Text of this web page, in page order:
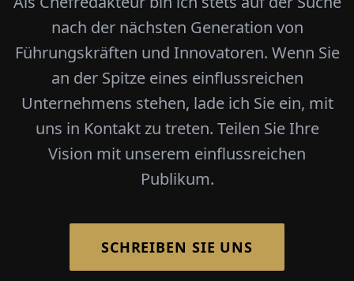
nach der nächsten Generation von
Führungskräften und Innovatoren. Wenn Sie
an der Spitze eines einflussreichen
Unternehmens stehen, lade ich Sie ein, mit
uns in Kontakt zu treten. Teilen Sie Ihre
Vision mit unserem einflussreichen
Publikum.
SCHREIBEN SIE UNS